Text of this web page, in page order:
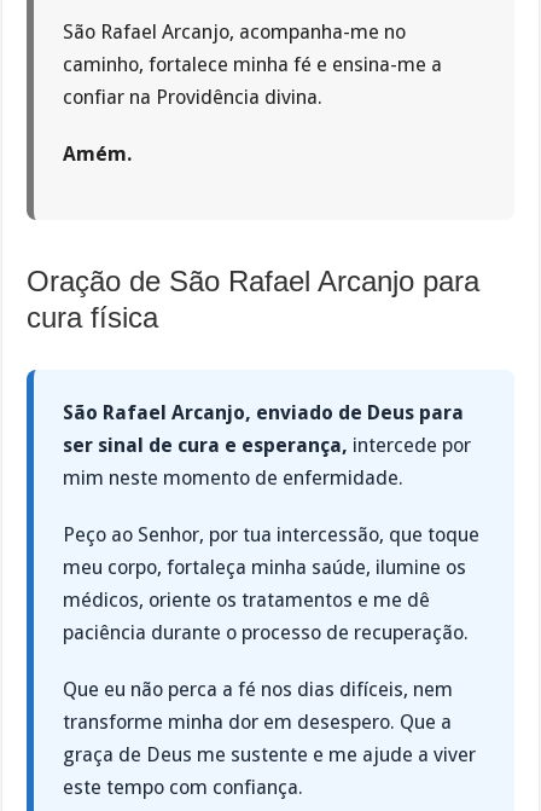
São Rafael Arcanjo, acompanha-me no
caminho, fortalece minha fé e ensina-me a
confiar na Providência divina.
Amém.
Oração de São Rafael Arcanjo para
cura física
São Rafael Arcanjo, enviado de Deus para
ser sinal de cura e esperança, intercede por
mim neste momento de enfermidade.
Peço ao Senhor, por tua intercessão, que toque
meu corpo, fortaleça minha saúde, ilumine os
médicos, oriente os tratamentos e me dê
paciência durante o processo de recuperação.
Que eu não perca a fé nos dias difíceis, nem
transforme minha dor em desespero. Que a
graça de Deus me sustente e me ajude a viver
este tempo com confiança.